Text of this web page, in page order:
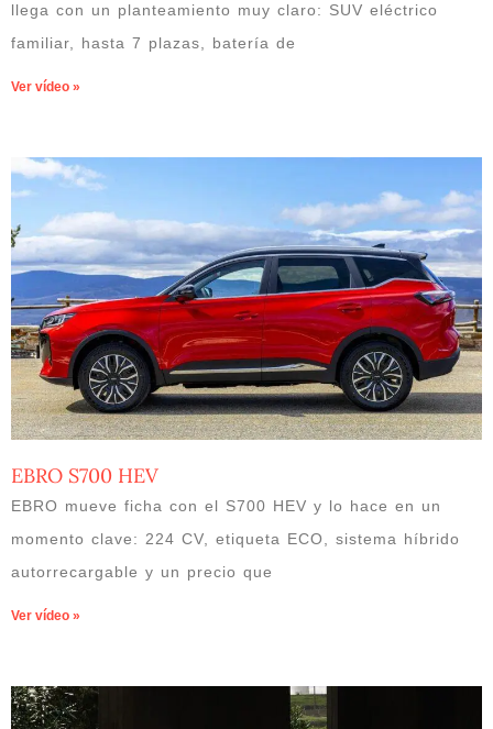
llega con un planteamiento muy claro: SUV eléctrico
familiar, hasta 7 plazas, batería de
Ver vídeo »
EBRO S700 HEV
EBRO mueve ficha con el S700 HEV y lo hace en un
momento clave: 224 CV, etiqueta ECO, sistema híbrido
autorrecargable y un precio que
Ver vídeo »